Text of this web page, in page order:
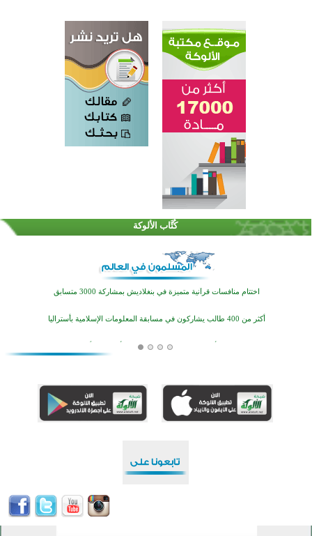
كُتَّاب الألوكة
اختتام الدورة التاسعة لمسابقة حفظ وتلاوة القرآن الكريم في أزناكاييف
تيسليتش تختتم برنامجا تعليميا لتعزيز القيم وبناء الشخصية للشباب المسلمين
اختتام منافسات قرآنية متميزة في بنغلاديش بمشاركة 3000 متسابق
أكثر من 400 طالب يشاركون في مسابقة المعلومات الإسلامية بأستراليا
افتتاح تاريخي لأول مسجد في بلييفليا بالجبل الأسود منذ أكثر من قرن
أكبر مشروع إسلامي في ريف أستراليا يفتتح أبوابه بعد سنوات من العمل والعطاء
اختتام منافسات قرآنية متميزة في بنغلاديش بمشاركة 3000 متسابق